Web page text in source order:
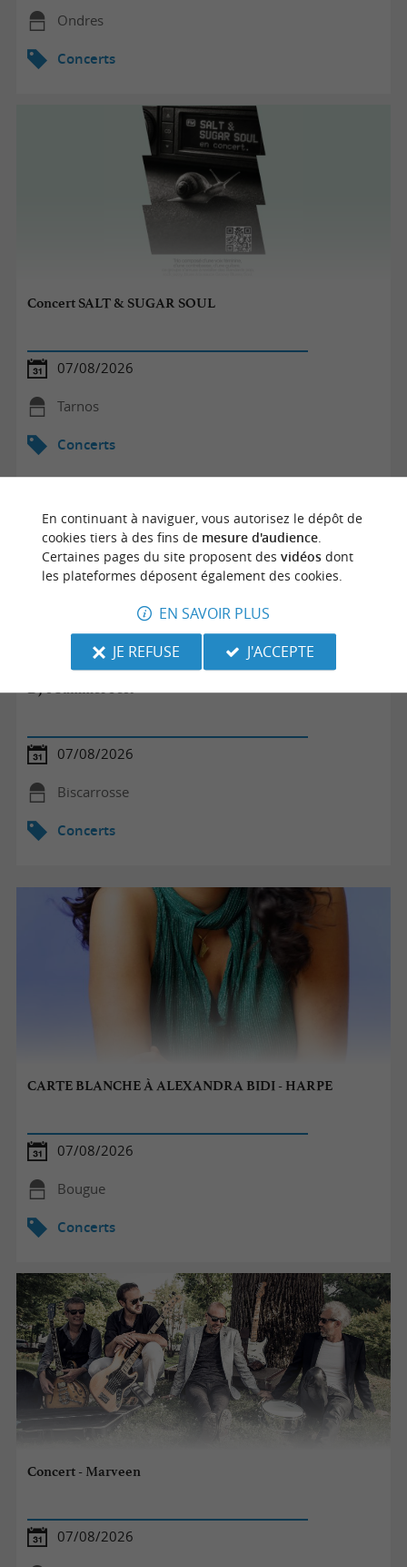
Ondres
Concerts
Concert SALT & SUGAR SOUL
07/08/2026
Tarnos
Concerts
DJ's Summer Fest
07/08/2026
Biscarrosse
Concerts
CARTE BLANCHE À ALEXANDRA BIDI - HARPE
07/08/2026
Bougue
Concerts
Concert - Marveen
07/08/2026
En continuant à naviguer, vous autorisez le dépôt de
cookies tiers à des fins de mesure d'audience.
Certaines pages du site proposent des vidéosdont
les plateformes déposent également des cookies.
EN SAVOIR PLUS
JE REFUSE
J'ACCEPTE